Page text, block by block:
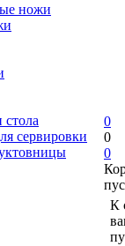
ножи
стола
сервировки
0
0
0
К